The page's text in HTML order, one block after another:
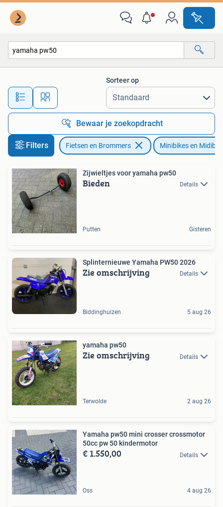
Alle afstanden…
Sorteer op
Bewaar je zoekopdracht
Filters Fietsen en Brommers Minibikes en
Zijwieltjes voor yamaha pw50
Bieden Details
Putten Gisteren
Splinternieuwe Yamaha PW50 2026
Zie omschrijving Details
Biddinghuizen 5 aug 26
yamaha pw50
Zie omschrijving Details
Terwolde 2 aug 26
Yamaha pw50 mini crosser crossmotor
50cc pw 50 kindermotor
€ 1.550,00 Details
Oss 4 aug 26